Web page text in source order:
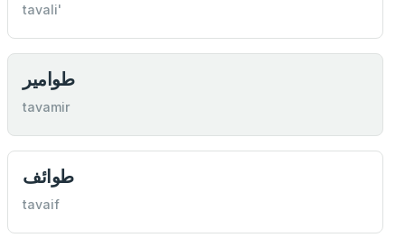
tavali'
طوامير
tavamir
طوائف
tavaif